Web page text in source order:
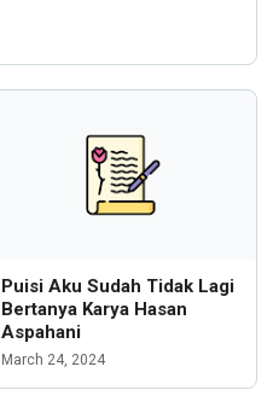
Puisi Aku Sudah Tidak Lagi
Bertanya Karya Hasan
Aspahani
March 24, 2024